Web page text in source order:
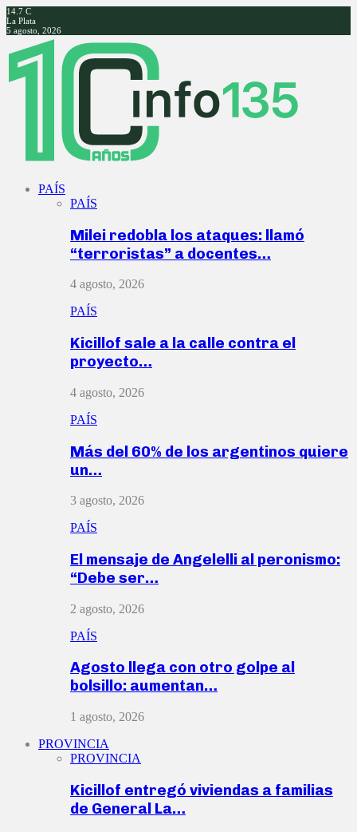
14.7 C
La Plata
5 agosto, 2026
Facebook
Twitter
Instagram
Youtube
PAÍS
PAÍS
Milei redobla los ataques: llamó
“terroristas” a docentes…
4 agosto, 2026
PAÍS
Kicillof sale a la calle contra el
proyecto…
4 agosto, 2026
PAÍS
Más del 60% de los argentinos quiere
un…
3 agosto, 2026
PAÍS
El mensaje de Angelelli al peronismo:
“Debe ser…
2 agosto, 2026
PAÍS
Agosto llega con otro golpe al
bolsillo: aumentan…
1 agosto, 2026
PROVINCIA
PROVINCIA
Kicillof entregó viviendas a familias
de General La…